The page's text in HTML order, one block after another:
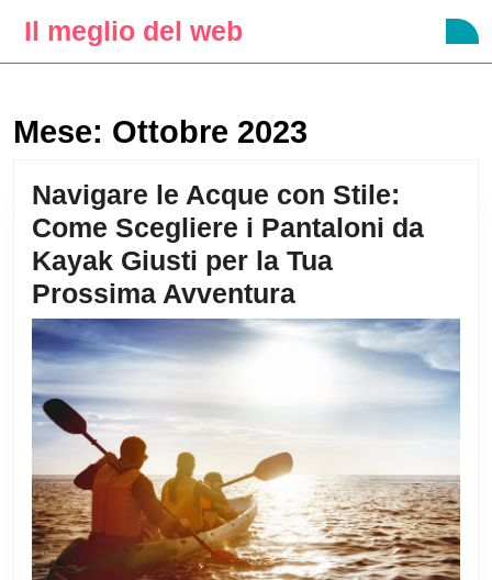
content
Il meglio del web
Mese: Ottobre 2023
Navigare le Acque con Stile:
Come Scegliere i Pantaloni da
Kayak Giusti per la Tua
Prossima AvventuraNavigare
le
Acque
Scegliere
i
Pantaloni